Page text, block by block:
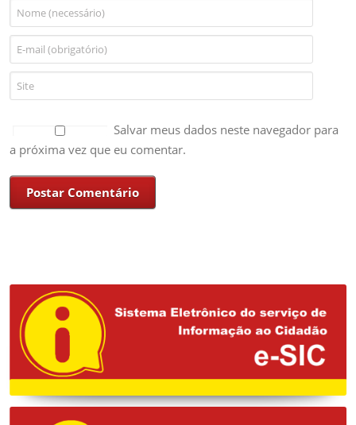
Salvar meus dados neste navegador para
a próxima vez que eu comentar.